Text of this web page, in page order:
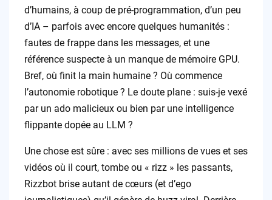
d’humains, à coup de pré-programmation, d’un peu
d’IA – parfois avec encore quelques humanités :
fautes de frappe dans les messages, et une
référence suspecte à un manque de mémoire GPU.
Bref, où finit la main humaine ? Où commence
l’autonomie robotique ? Le doute plane : suis-je vexé
par un ado malicieux ou bien par une intelligence
flippante dopée au LLM ?
Une chose est sûre : avec ses millions de vues et ses
vidéos où il court, tombe ou « rizz » les passants,
Rizzbot brise autant de cœurs (et d’ego